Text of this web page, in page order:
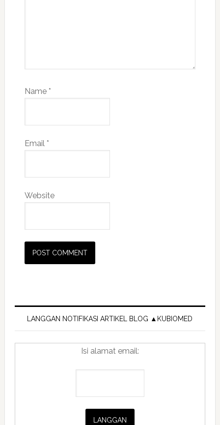
Name *
Email *
Website
Primary
Sidebar
LANGGAN NOTIFIKASI ARTIKEL BLOG ▲KUBIOMED
Isi alamat email: